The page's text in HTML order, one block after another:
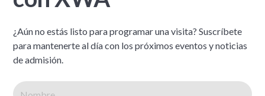
¿Aún no estás listo para programar una visita? Suscríbete
para mantenerte al día con los próximos eventos y noticias
de admisión.